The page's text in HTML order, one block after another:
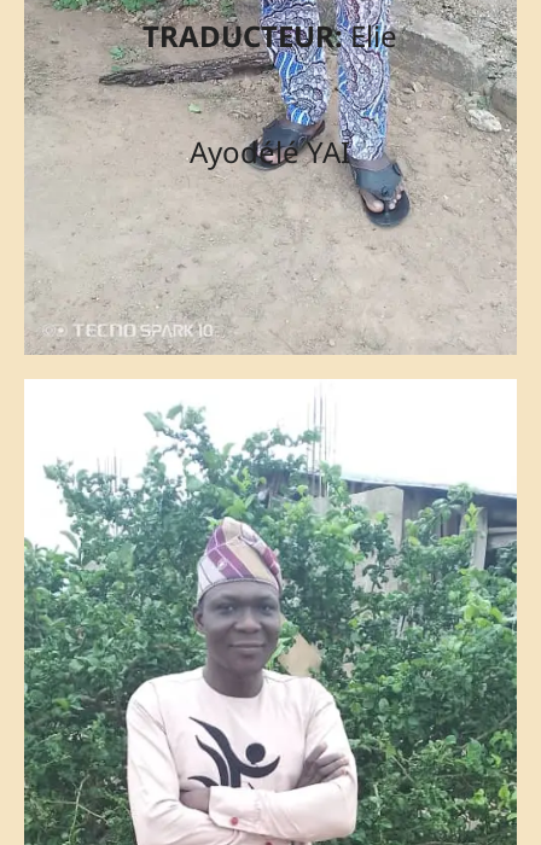
TRADUCTEUR:Elie
Ayodélé YAI